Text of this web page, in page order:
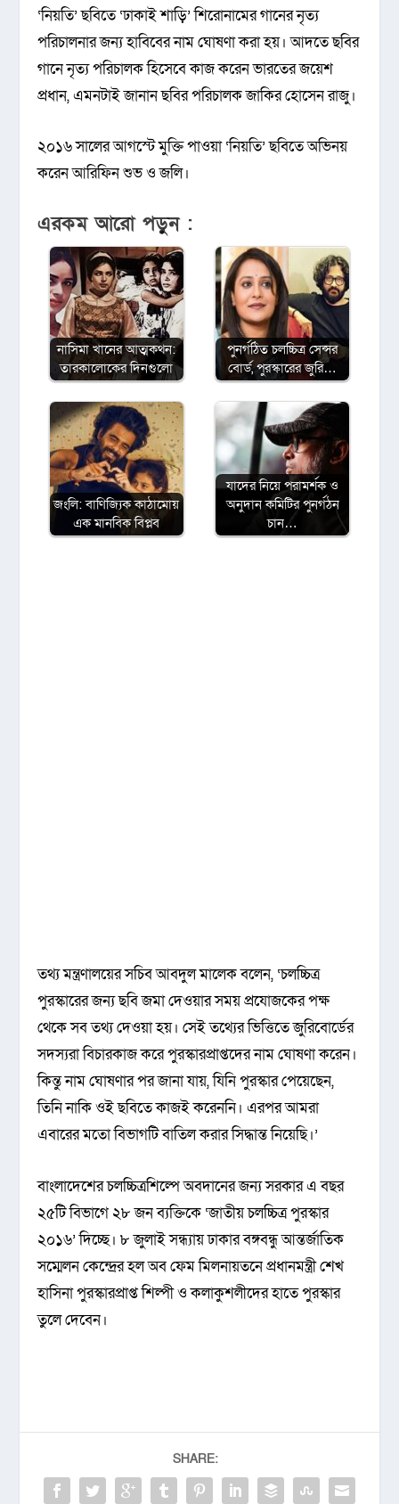
‘নিয়তি’ ছবিতে ‘ঢাকাই শাড়ি’ শিরোনামের গানের নৃত্য
পরিচালনার জন্য হাবিবের নাম ঘোষণা করা হয়। আদতে ছবির
গানে নৃত্য পরিচালক হিসেবে কাজ করেন ভারতের জয়েশ
প্রধান, এমনটাই জানান ছবির পরিচালক জাকির হোসেন রাজু।
২০১৬ সালের আগস্টে মুক্তি পাওয়া ‘নিয়তি’ ছবিতে অভিনয়
করেন আরিফিন শুভ ও জলি।
এরকম আরো পড়ুন :
নাসিমা খানের আত্মকথন:
তারকালোকের দিনগুলো
পুনর্গঠিত চলচ্চিত্র সেন্সর
বোর্ড, পুরস্কারের জুরি…
জংলি: বাণিজ্যিক কাঠামোয়
এক মানবিক বিপ্লব
যাদের নিয়ে পরামর্শক ও
অনুদান কমিটির পুনর্গঠন
চান…
তথ্য মন্ত্রণালয়ের সচিব আবদুল মালেক বলেন, ‘চলচ্চিত্র
পুরস্কারের জন্য ছবি জমা দেওয়ার সময় প্রযোজকের পক্ষ
থেকে সব তথ্য দেওয়া হয়। সেই তথ্যের ভিত্তিতে জুরিবোর্ডের
সদস্যরা বিচারকাজ করে পুরস্কারপ্রাপ্তদের নাম ঘোষণা করেন।
কিন্তু নাম ঘোষণার পর জানা যায়, যিনি পুরস্কার পেয়েছেন,
তিনি নাকি ওই ছবিতে কাজই করেননি। এরপর আমরা
এবারের মতো বিভাগটি বাতিল করার সিদ্ধান্ত নিয়েছি।’
বাংলাদেশের চলচ্চিত্রশিল্পে অবদানের জন্য সরকার এ বছর
২৫টি বিভাগে ২৮ জন ব্যক্তিকে ‘জাতীয় চলচ্চিত্র পুরস্কার
২০১৬’ দিচ্ছে। ৮ জুলাই সন্ধ্যায় ঢাকার বঙ্গবন্ধু আন্তর্জাতিক
সম্মেলন কেন্দ্রের হল অব ফেম মিলনায়তনে প্রধানমন্ত্রী শেখ
হাসিনা পুরস্কারপ্রাপ্ত শিল্পী ও কলাকুশলীদের হাতে পুরস্কার
তুলে দেবেন।
SHARE: